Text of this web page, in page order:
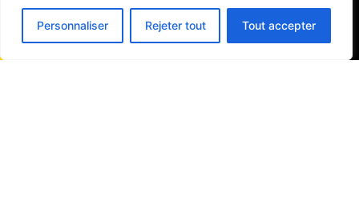
Personnaliser Rejeter tout Tout accepter